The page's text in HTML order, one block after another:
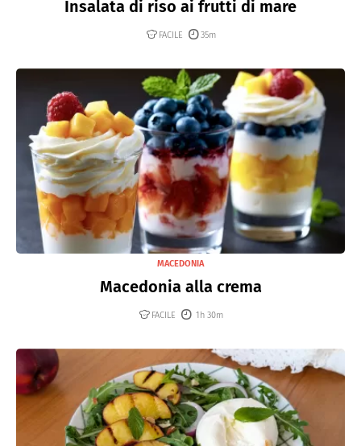
Insalata di riso ai frutti di mare
FACILE 35m
MACEDONIA
Macedonia alla crema
FACILE 1h 30m